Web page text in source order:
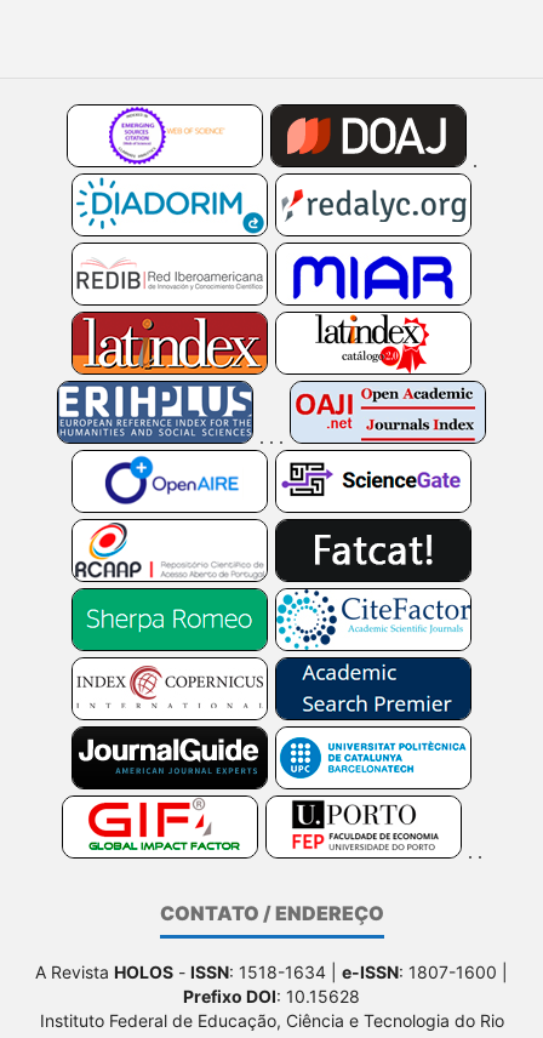
CONTATO / ENDEREÇO
A Revista HOLOS - ISSN: 1518-1634 | e-ISSN: 1807-1600 |
Prefixo DOI: 10.15628
Instituto Federal de Educação, Ciência e Tecnologia do Rio